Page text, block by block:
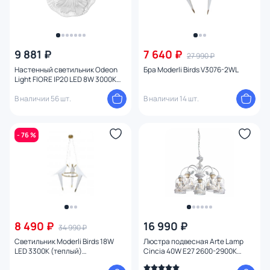
9 881 ₽
Настенный светильник Odeon
Light FIORE IP20 LED 8W 3000K
В наличии 56 шт.
7 640 ₽ 27 990 ₽
Бра Moderli Birds V3076-2WL
В наличии 14 шт.
- 76 %
8 490 ₽ 34 990 ₽
Светильник Moderli Birds 18W
LED 3300К (теплый)
16 990 ₽
Люстра подвесная Arte Lamp
Cincia 40W E27 2600-2900К